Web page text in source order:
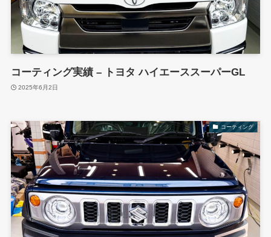
コーティング実績 – トヨタ ハイエーススーパーGL
2025年6月2日
コーティング